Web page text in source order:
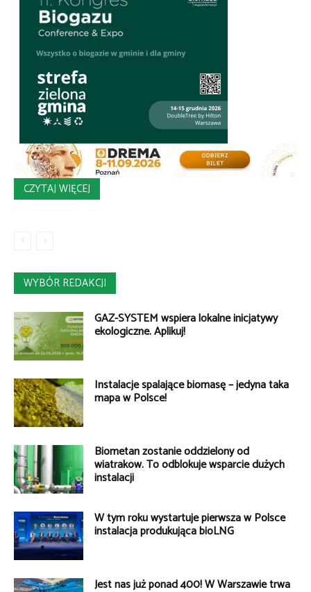
CZYTAJ WIĘCEJ
WYBÓR REDAKCJI
GAZ-SYSTEM wspiera lokalne inicjatywy
ekologiczne. Aplikuj!
Instalacje spalające biomasę – jedyna taka
mapa w Polsce!
Biometan zostanie oddzielony od
wiatraków. To odblokuje wsparcie dużych
instalacji
W tym roku wystartuje pierwsza w Polsce
instalacja produkująca bioLNG
Jest nas już ponad 400! W Warszawie trwa